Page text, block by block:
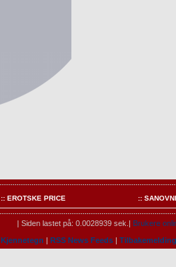
:: EROTSKE PRICE ::
| Siden lastet på: 0.0028939 sek.| Brukere
Kjennetegn | RSS News Feeds | Tilbakemelding